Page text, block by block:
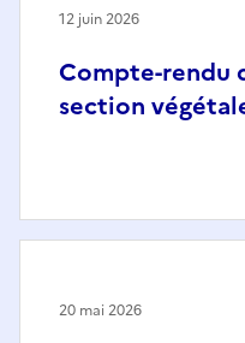
Compte-rendu
section
12 juin 2026
20 mai 2026